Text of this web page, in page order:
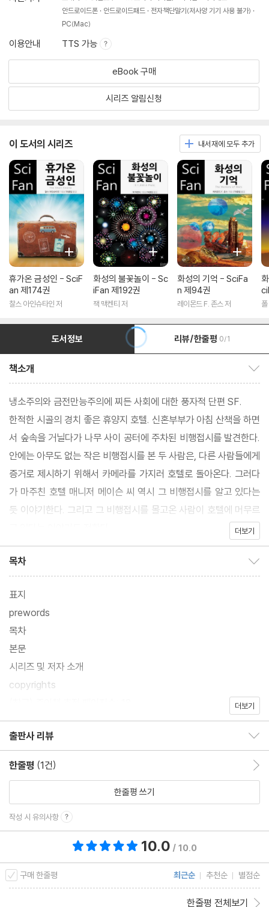
안드로이드폰
안드로이드패드
전자책단말기(저사양 기기 사용 불가)
PC(Mac)
이용안내 TTS 가능
eBook 구매
시리즈 알림신청
이 도서의 시리즈 내서재에 모두 추가
휴가온 금성인 - SciF
an 제174권
찰스 아인슈타인 저
화성의 불꽃놀이 - Sc
iFan 제192권
잭 맥켄티 저
화성의 기억 - SciFa
n 제94권
레이몬드 F. 존스 저 폴
도서정보 리뷰/한줄평 0/1
책소개
냉소주의와 금전만능주의에 찌든 사회에 대한 풍자적 단편 SF.
한적한 시골의 경치 좋은 휴양지 호텔. 신혼부부가 아침 산책을 하면
서 숲속을 거닐다가 나무 사이 공터에 주차된 비행접시를 발견한다.
안에는 아무도 없는 작은 비행접시를 본 두 사람은, 다른 사람들에게
증거로 제시하기 위해서 카메라를 가지러 호텔로 돌아온다. 그러다
가 마주친 호텔 매니저 메이슨 씨 역시 그 비행접시를 알고 있다는
듯 이야기한다. 그리고 그 비행접시를 몰고온 사람이 호텔에 머무르
더보기
목차
표지
prewords
목차
본문
시리즈 및 저자 소개
copyrights
더보기
출판사 리뷰
한줄평 (1건)
한줄평 쓰기
작성 시 유의사항
10.0 / 10.0
구매 한줄평 최근순 추천순 별점순
한줄평 전체보기